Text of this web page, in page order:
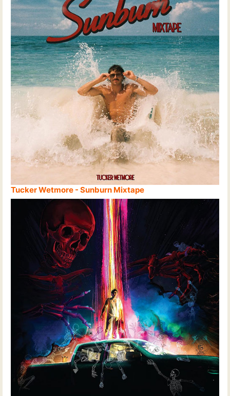
Tucker Wetmore - Sunburn Mixtape